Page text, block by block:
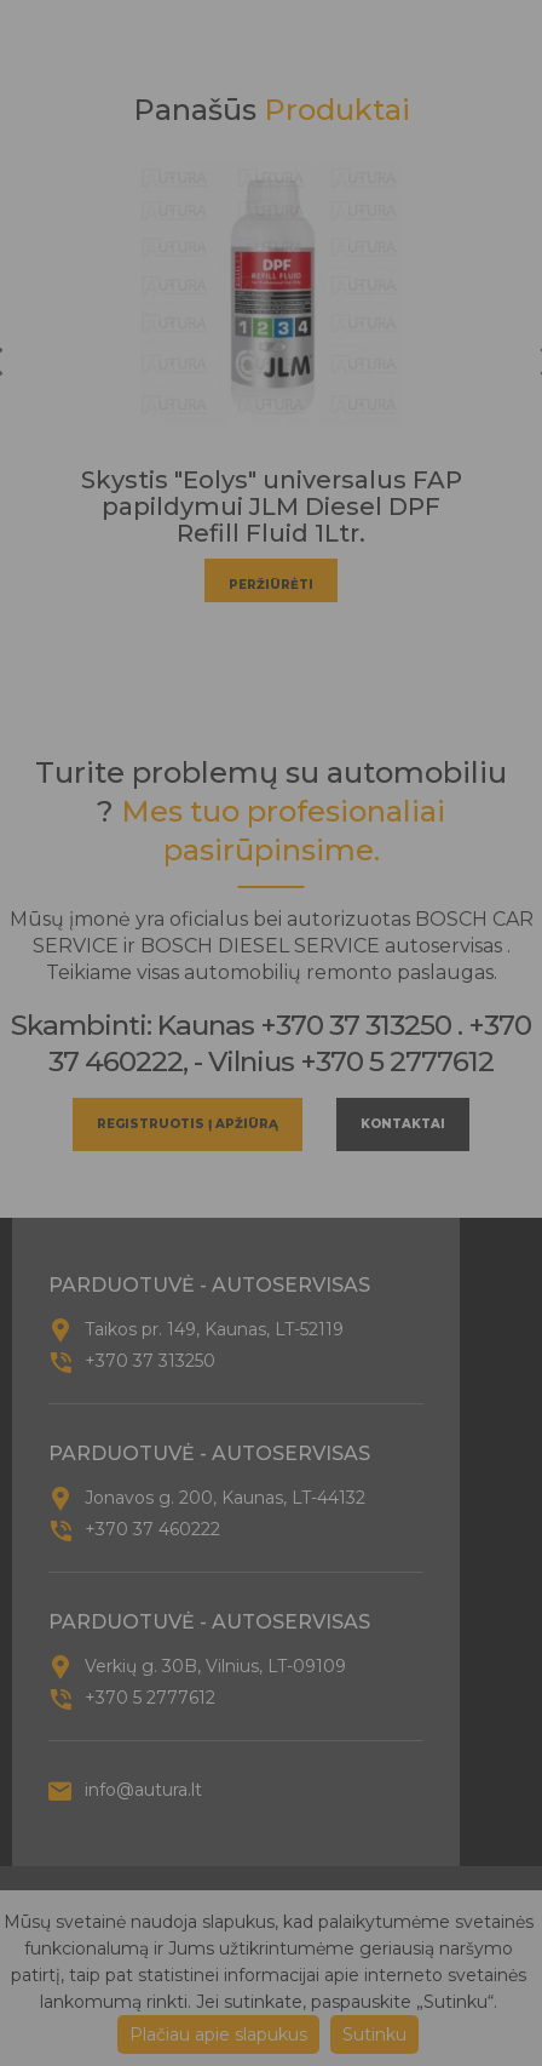
Panašūs Produktai
Skystis "Eolys" universalus FAP
papildymui JLM Diesel DPF
Refill Fluid 1Ltr.
PERŽIŪRĖTI
Turite problemų su automobiliu
? Mes tuo profesionaliai
pasirūpinsime.
Mūsų įmonė yra oficialus bei autorizuotas BOSCH CAR
SERVICE ir BOSCH DIESEL SERVICE autoservisas .
Teikiame visas automobilių remonto paslaugas.
Skambinti: Kaunas +370 37 313250 . +370
37 460222, - Vilnius +370 5 2777612
REGISTRUOTIS Į APŽIŪRĄ KONTAKTAI
PARDUOTUVĖ - AUTOSERVISAS
Taikos pr. 149, Kaunas, LT-52119
+370 37 313250
PARDUOTUVĖ - AUTOSERVISAS
Jonavos g. 200, Kaunas, LT-44132
+370 37 460222
PARDUOTUVĖ - AUTOSERVISAS
Verkių g. 30B, Vilnius, LT-09109
+370 5 2777612
info@autura.lt
SubconIT
Dėl PVM sąskaitų išrašymo
Privatumo taisyklės
Pirkimo
taisyklės
Mūsų svetainė naudoja slapukus, kad palaikytumėme svetainės
funkcionalumą ir Jums užtikrintumėme geriausią naršymo
patirtį, taip pat statistinei informacijai apie interneto svetainės
lankomumą rinkti. Jei sutinkate, paspauskite „Sutinku“.
Plačiau apie slapukus
Sutinku